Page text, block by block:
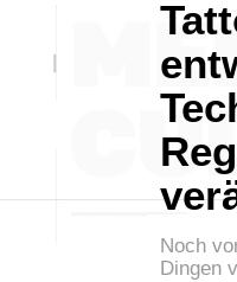
Noch
Dingen